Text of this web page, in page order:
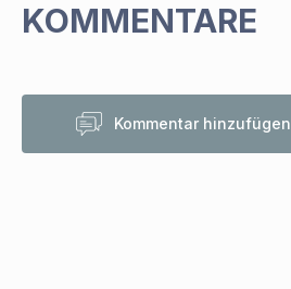
KOMMENTARE
Kommentar hinzufügen